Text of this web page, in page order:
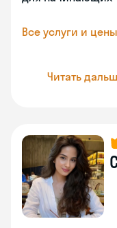
Все услуги и
Читать